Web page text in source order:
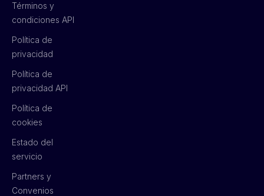
Términos y
condiciones API
Política de
privacidad
Política de
privacidad API
Política de
cookies
Estado del
servicio
Partners y
Convenios